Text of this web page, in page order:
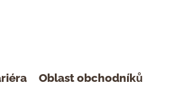
Oblast obchodníků